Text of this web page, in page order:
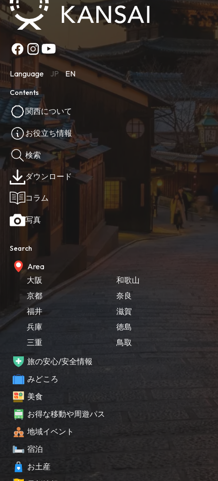
Language JP EN
Contents
関西について
お役立ち情報
検索
ダウンロード
コラム
写真
Search
Area
大阪
京都
福井
兵庫
三重
和歌山
奈良
滋賀
徳島
鳥取
旅の安心/安全情報
みどころ
美食
お得な移動や周遊パス
地域イベント
宿泊
お土産